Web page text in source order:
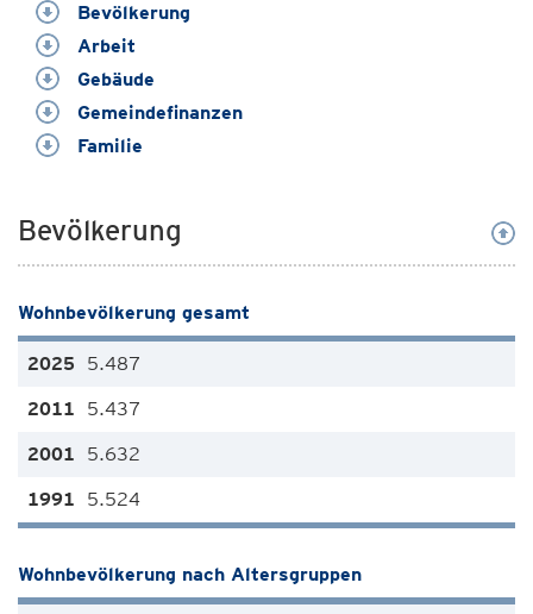
Bevölkerung
Arbeit
Gebäude
Gemeindefinanzen
Familie
Bevölkerung
Wohnbevölkerung gesamt
5.487
5.437
5.632
5.524
Wohnbevölkerung nach Altersgruppen